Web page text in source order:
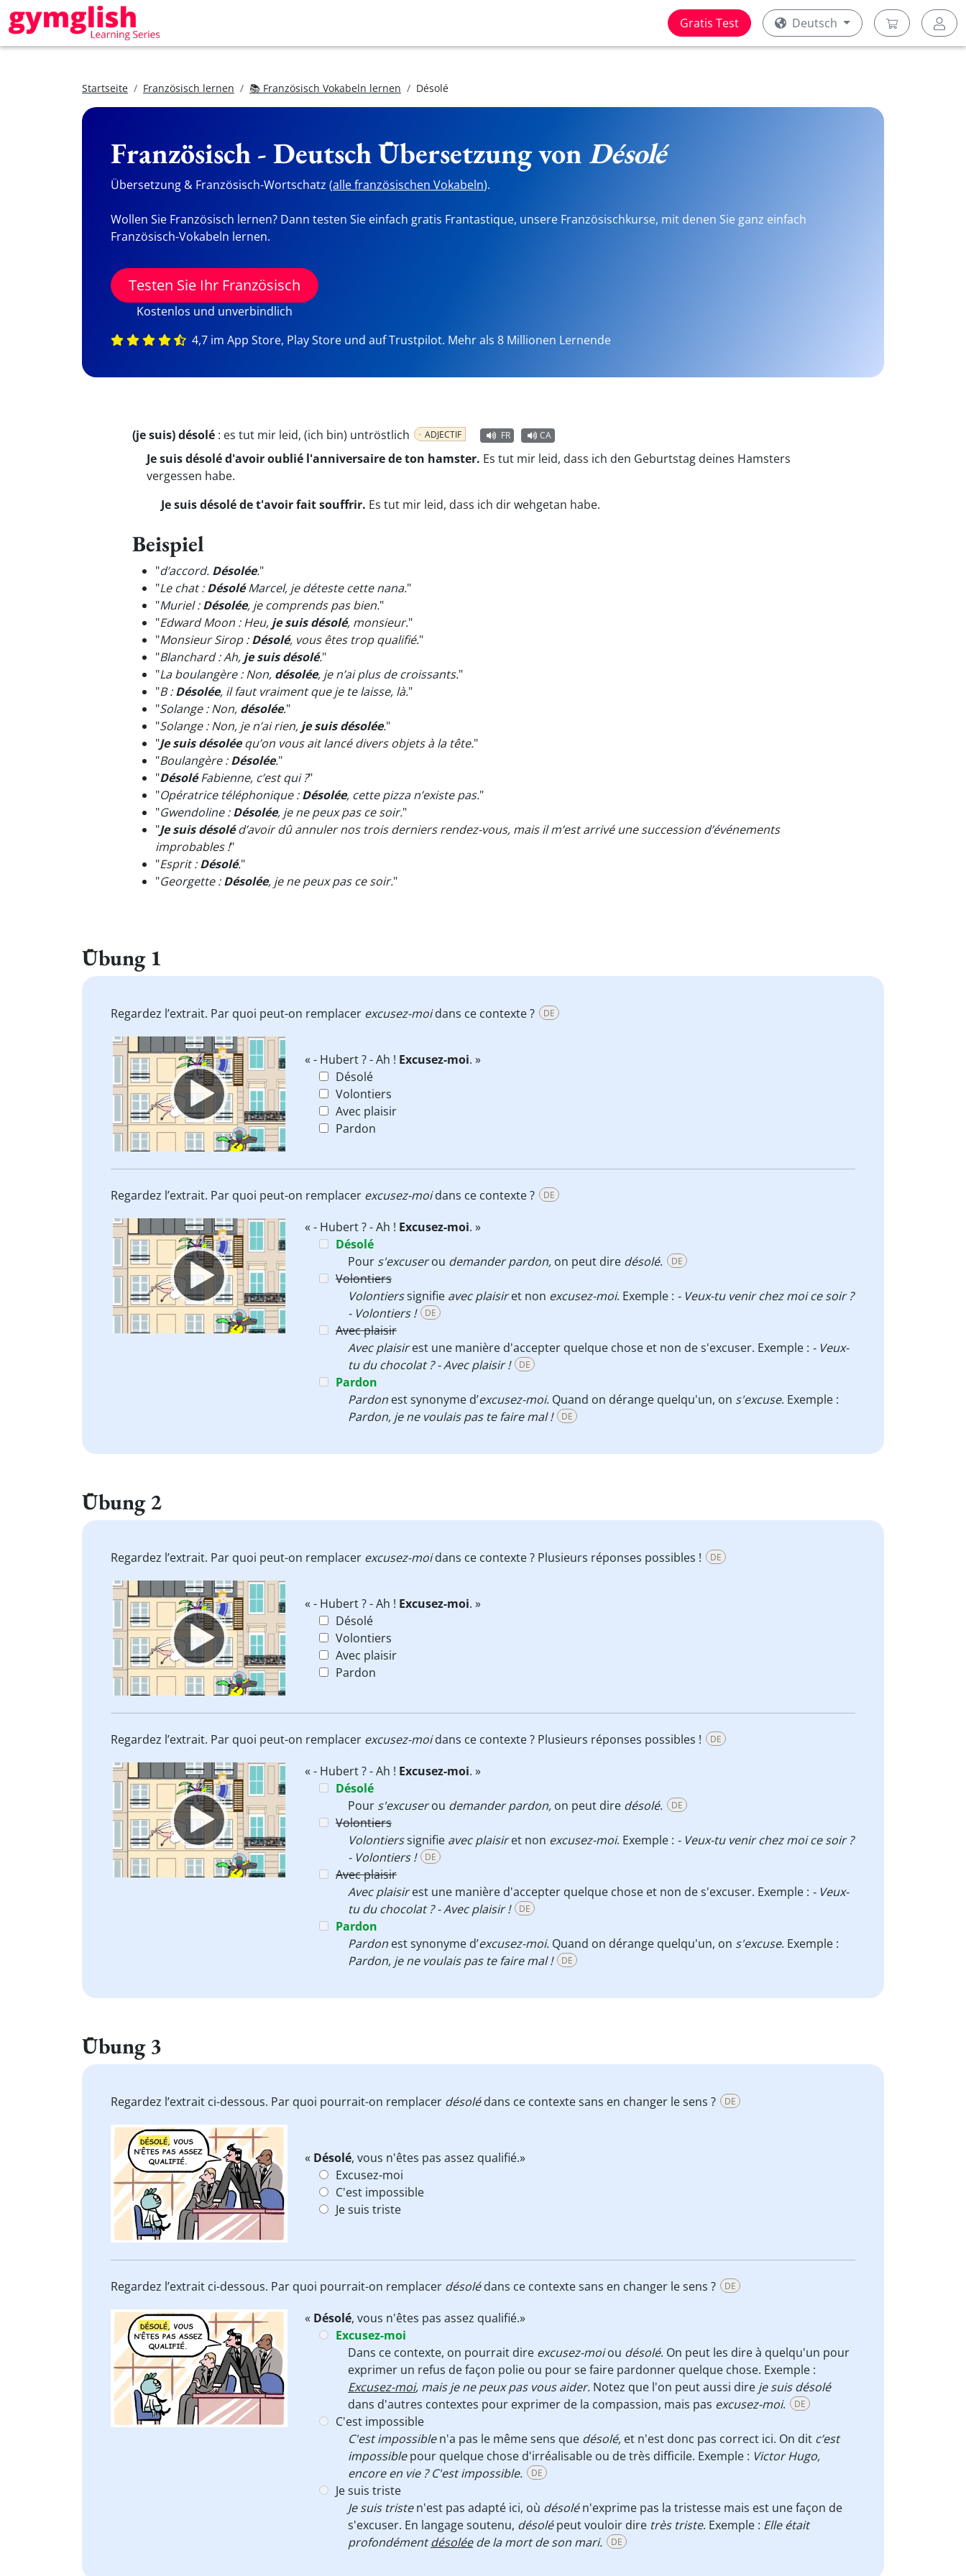
Gratis Test Deutsch
Startseite Französisch lernen 📚 Französisch Vokabeln lernen Désolé
Französisch - Deutsch Übersetzung vonDésolé
Übersetzung & Französisch-Wortschatz (alle französischen Vokabeln).
Wollen Sie Französisch lernen? Dann testen Sie einfach gratis Frantastique, unsere Französischkurse, mit denen Sie ganz einfach
Französisch-Vokabeln lernen.
Testen Sie Ihr Französisch
Kostenlos und unverbindlich
4,7 im App Store, Play Store und auf Trustpilot. Mehr als 8 Millionen Lernende
(je suis) désolé : es tut mir leid, (ich bin) untröstlich ADJECTIF FR CA
Je suis désolé d'avoir oublié l'anniversaire de ton hamster. Es tut mir leid, dass ich den Geburtstag deines Hamsters
vergessen habe.
Je suis désolé de t'avoir fait souffrir. Es tut mir leid, dass ich dir wehgetan habe.
Beispiel
"d’accord. Désolée."
"Le chat :DésoléMarcel, je déteste cette nana."
"Muriel :Désolée, je comprends pas bien."
"Edward Moon : Heu, je suis désolé, monsieur."
"Monsieur Sirop :Désolé, vous êtes trop qualifié."
"Blanchard : Ah, je suis désolé."
"La boulangère : Non, désolée, je n’ai plus de croissants."
"B :Désolée, il faut vraiment que je te laisse, là."
"Solange : Non, désolée."
"Solange : Non, je n’ai rien, je suis désolée."
"Je suis désoléequ’on vous ait lancé divers objets à la tête."
"Boulangère :Désolée."
"DésoléFabienne, c’est qui ?"
"Opératrice téléphonique :Désolée, cette pizza n’existe pas."
"Gwendoline :Désolée, je ne peux pas ce soir."
"Je suis désoléd’avoir dû annuler nos trois derniers rendez-vous, mais il m’est arrivé une succession d’événements
improbables !"
"Esprit :Désolé."
"Georgette :Désolée, je ne peux pas ce soir."
Übung 1
Regardez l’extrait. Par quoi peut-on remplacer excusez-moidans ce contexte ? DE
Video
Player
« - Hubert ? - Ah ! Excusez-moi. »
Désolé
Volontiers
Avec plaisir
Pardon
Regardez l’extrait. Par quoi peut-on remplacer excusez-moidans ce contexte ? DE
Video
Player
« - Hubert ? - Ah ! Excusez-moi. »
Désolé
Pour s'excuserou demander pardon, on peut dire désolé. DE
Volontiers
Volontierssignifie avec plaisiret non excusez-moi. Exemple : - Veux-tu venir chez moi ce soir ?
- Volontiers !
DE
Avec plaisir
Avec plaisirest une manière d'accepter quelque chose et non de s'excuser. Exemple : - Veux-
tu du chocolat ? - Avec plaisir !
DE
Pardon
Pardon est synonyme d’excusez-moi. Quand on dérange quelqu'un, on s'excuse. Exemple :
Pardon, je ne voulais pas te faire mal !
DE
Übung 2
Regardez l’extrait. Par quoi peut-on remplacer excusez-moidans ce contexte ? Plusieurs réponses possibles ! DE
Video
Player
« - Hubert ? - Ah ! Excusez-moi. »
Désolé
Volontiers
Avec plaisir
Pardon
Regardez l’extrait. Par quoi peut-on remplacer excusez-moidans ce contexte ? Plusieurs réponses possibles ! DE
Video
Player
« - Hubert ? - Ah ! Excusez-moi. »
Désolé
Pour s'excuserou demander pardon, on peut dire désolé. DE
Volontiers
Volontierssignifie avec plaisiret non excusez-moi. Exemple : - Veux-tu venir chez moi ce soir ?
- Volontiers !
DE
Avec plaisir
Avec plaisirest une manière d'accepter quelque chose et non de s'excuser. Exemple : - Veux-
tu du chocolat ? - Avec plaisir !
DE
Pardon
Pardon est synonyme d’excusez-moi. Quand on dérange quelqu'un, on s'excuse. Exemple :
Pardon, je ne voulais pas te faire mal !
DE
Übung 3
Regardez l’extrait ci-dessous. Par quoi pourrait-on remplacer désolédans ce contexte sans en changer le sens ? DE
« Désolé, vous n'êtes pas assez qualifié.»
Excusez-moi
C'est impossible
Je suis triste
Regardez l’extrait ci-dessous. Par quoi pourrait-on remplacer désolédans ce contexte sans en changer le sens ? DE
« Désolé, vous n'êtes pas assez qualifié.»
Excusez-moi
Dans ce contexte, on pourrait dire excusez-moiou désolé. On peut les dire à quelqu'un pour
exprimer un refus de façon polie ou pour se faire pardonner quelque chose. Exemple :
Excusez-moi, mais je ne peux pas vous aider. Notez que l'on peut aussi dire je suis désolé
dans d'autres contextes pour exprimer de la compassion, mais pas excusez-moi. DE
C'est impossible
C'est impossiblen'a pas le même sens que désolé, et n'est donc pas correct ici. On dit c’est
impossiblepour quelque chose d'irréalisable ou de très difficile. Exemple : Victor Hugo,
encore en vie ? C'est impossible.
DE
Je suis triste
Je suis tristen'est pas adapté ici, où désolén'exprime pas la tristesse mais est une façon de
s'excuser. En langage soutenu, désolépeut vouloir dire très triste. Exemple : Elle était
profondémentdésoléede la mort de son mari. DE